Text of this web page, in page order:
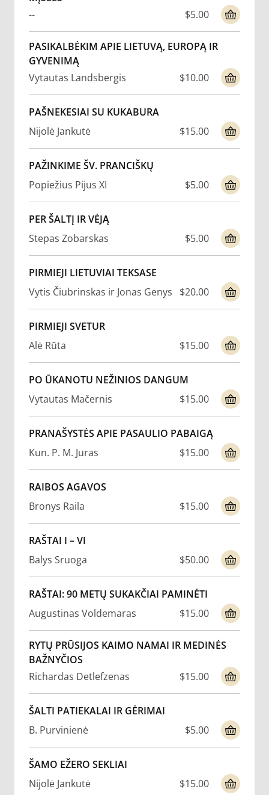
--
$5.00
PASIKALBĖKIM APIE LIETUVĄ, EUROPĄ IR
GYVENIMĄ
Vytautas Landsbergis
$10.00
PAŠNEKESIAI SU KUKABURA
Nijolė Jankutė
$15.00
PAŽINKIME ŠV. PRANCIŠKŲ
Popiežius Pijus XI
$5.00
PER ŠALTĮ IR VĖJĄ
Stepas Zobarskas
$5.00
PIRMIEJI LIETUVIAI TEKSASE
Vytis Čiubrinskas ir Jonas Genys
$20.00
PIRMIEJI SVETUR
Alė Rūta
$15.00
PO ŪKANOTU NEŽINIOS DANGUM
Vytautas Mačernis
$15.00
PRANAŠYSTĖS APIE PASAULIO PABAIGĄ
Kun. P. M. Juras
$15.00
RAIBOS AGAVOS
Bronys Raila
$15.00
RAŠTAI I – VI
Balys Sruoga
$50.00
RAŠTAI: 90 METŲ SUKAKČIAI PAMINĖTI
Augustinas Voldemaras
$15.00
RYTŲ PRŪSIJOS KAIMO NAMAI IR MEDINĖS
BAŽNYČIOS
Richardas Detlefzenas
$15.00
ŠALTI PATIEKALAI IR GĖRIMAI
B. Purvinienė
$5.00
ŠAMO EŽERO SEKLIAI
Nijolė Jankutė
$15.00